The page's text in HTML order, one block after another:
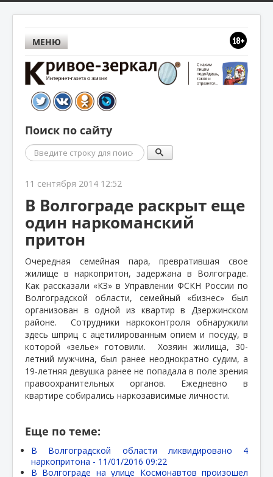
МЕНЮ
Поиск по сайту
Поиск
11 сентября 2014 12:52
В Волгограде раскрыт еще
один наркоманский
притон
Очередная семейная пара, превратившая свое
жилище в наркопритон, задержана в Волгограде.
Как рассказали «КЗ» в Управлении ФСКН России по
Волгоградской области, семейный «бизнес» был
организован в одной из квартир в Дзержинском
районе.
Сотрудники наркоконтроля обнаружили
здесь шприц с ацетилированным опием и посуду, в
которой «зелье» готовили.
Хозяин жилища, 30-
летний мужчина, был ранее неоднократно судим, а
19-летняя девушка ранее не попадала в поле зрения
правоохранительных органов. Ежедневно в
квартире собирались наркозависимые личности.
Еще по теме:
В Волгоградской области ликвидировано 4
наркопритона - 11/01/2016 09:22
В Волгограде на улице Космонавтов произошел